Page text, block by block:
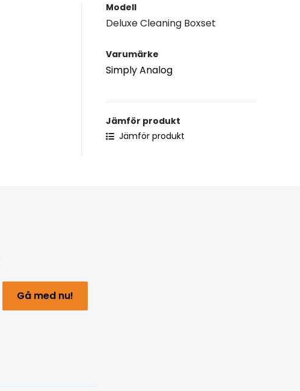
Modell
Deluxe Cleaning Boxset
Varumärke
Simply Analog
Jämför produkt
Jämför produkt
Gå med nu!